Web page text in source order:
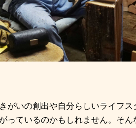
がいの創出や自分らしいライフス
っているのかもしれません。そ